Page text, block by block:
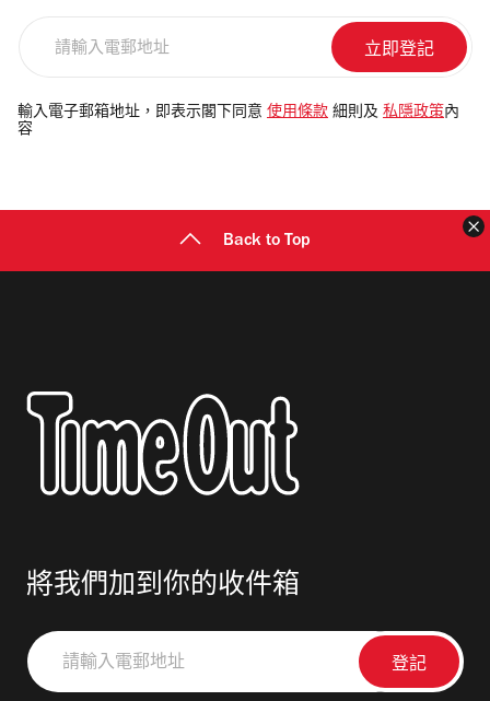
電
郵
輸入電子郵箱地址，即表示閣下同意 使用條款 細則及 私隱政策 內
容
Back to Top
將我們加到你的收件箱
請
輸